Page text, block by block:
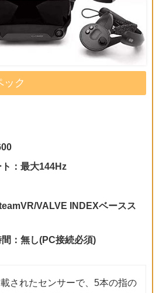
ック
：最大144Hz
VALVE INDEXベースス
：無し(PC接続必須)
されたセンサーで、5本の指の